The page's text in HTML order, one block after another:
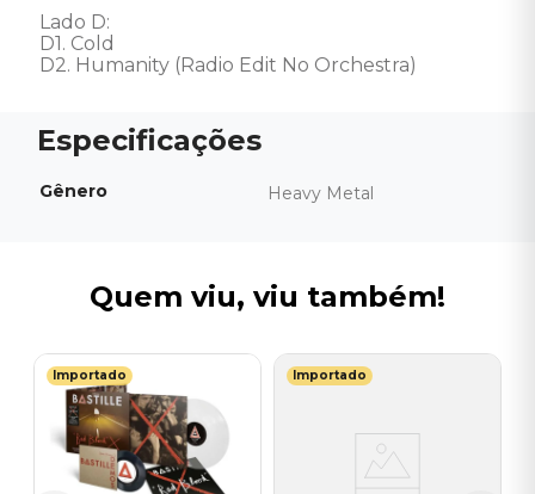
Lado D:
D1. Cold
D2. Humanity (Radio Edit No Orchestra)
Gênero Heavy Metal
Quem viu, viu também!
Importado Importado